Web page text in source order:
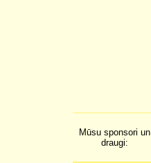
Mūsu sponsori un
draugi: